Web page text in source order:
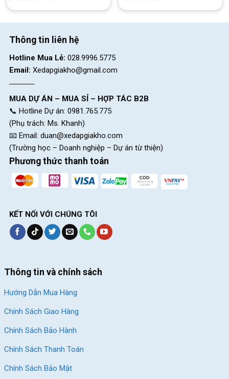
Thông tin liên hệ
Hotline Mua Lẻ: 028.9996.5775
Email: Xedapgiakho@gmail.com
MUA DỰ ÁN – MUA SỈ – HỢP TÁC B2B
📞 Hotline Dự án: 0981.765.775
(Phụ trách: Ms. Khanh)
📧 Email: duan@xedapgiakho.com
(Trường học – Doanh nghiệp – Dự án từ thiện)
Phương thức thanh toán
KẾT NỐI VỚI CHÚNG TÔI
Thông tin và chính sách
Hướng Dẫn Mua Hàng
Chính Sách Giao Hàng
Chính Sách Bảo Hành
Chính Sách Thanh Toán
Chính Sách Bảo Mật